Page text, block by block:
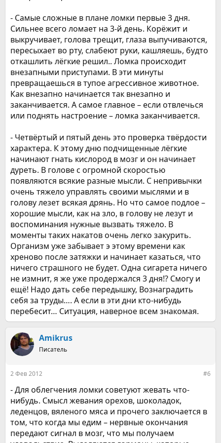
- Самые сложные в плане ломки первые 3 дня.
Сильнее всего ломает на 3-й день. Корёжит и
выкручивает, голова трещит, глаза выпучиваются,
пересыхает во рту, слабеют руки, кашляешь, будто
откашлить лёгкие решил.. Ломка происходит
внезапными приступами. В эти минуты
превращаешься в тупое агрессивное животное.
Как внезапно начинается так внезапно и
заканчивается. А самое главное – если отвлечься
или поднять настроение – ломка заканчивается.
- Четвёртый и пятый день это проверка твёрдости
характера. К этому дню подчищенные лёгкие
начинают гнать кислород в мозг и он начинает
дуреть. В голове с огромной скоростью
появляются всякие разные мысли. С непривычки
очень тяжело управлять своими мыслями и в
голову лезет всякая дрянь. Но что самое подлое –
хорошие мысли, как на зло, в голову не лезут и
воспоминания нужные вызвать тяжело. В
моменты таких накатов очень легко закурить.
Организм уже забывает э этому времени как
хреново после затяжки и начинает казаться, что
ничего страшного не будет. Одна сигарета ничего
не измнит, я же уже продержался 3 дня!? Смогу и
ещё! Надо дать себе передышку, Вознаградить
себя за труды…. А если в эти дни кто-нибудь
перебесит… Ситуация, наверное всем знакомая.
Amikrus
Писатель
2 Фев 2012 #6
- Для облегчения ломки советуют жевать что-
нибудь. Смысл жевания орехов, шоколадок,
леденцов, вяленого мяса и прочего заключается в
том, что когда мы едим – нервные окончания
передают сигнал в мозг, что мы получаем